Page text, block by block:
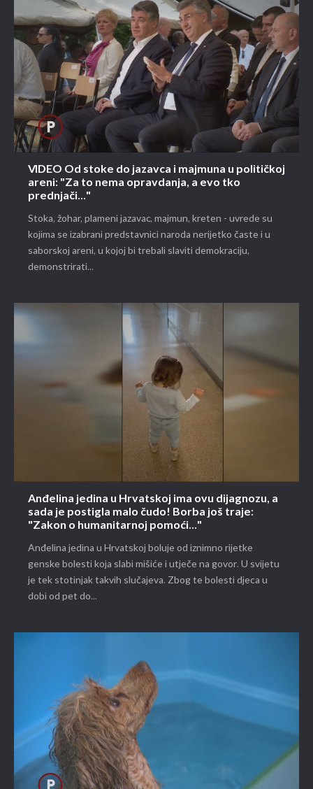
VIDEO Od stoke do jazavca i majmuna u političkoj
areni: "Za to nema opravdanja, a evo tko
prednjači..."
Stoka, žohar, plameni jazavac, majmun, kreten - uvrede su
kojima se izabrani predstavnici naroda nerijetko časte i u
saborskoj areni, u kojoj bi trebali slaviti demokraciju,
demonstrirati...
Anđelina jedina u Hrvatskoj ima ovu dijagnozu, a
sada je postigla malo čudo! Borba još traje:
"Zakon o humanitarnoj pomoći..."
Anđelina jedina u Hrvatskoj boluje od iznimno rijetke
genske bolesti koja slabi mišiće i utječe na govor. U svijetu
je tek stotinjak takvih slučajeva. Zbog te bolesti djeca u
dobi od pet do...